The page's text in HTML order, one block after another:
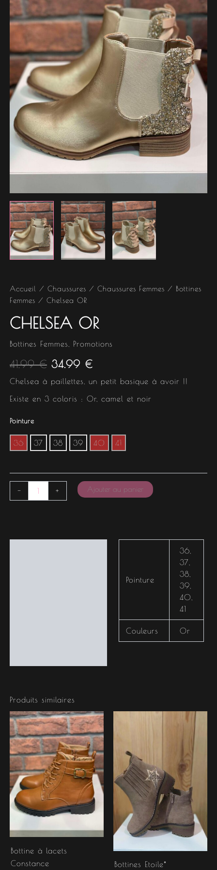
Accueil / Chaussures / Chaussures Femmes / Bottines
Femmes / Chelsea OR
CHELSEA OR
Bottines Femmes Promotions
41.99€
41.99 €.
34.99 €
34.99 €.
Chelsea à paillettes, un petit basique à avoir !!
Existe en 3 coloris : Or, camel et noir
Pointure
36 37 38 39 40 41
- + Ajouter au panier
Pointure
36
37
38
39
40
41
Couleurs Or
Produits similaires
Bottine à lacets
Constance
Bottines Etoile*